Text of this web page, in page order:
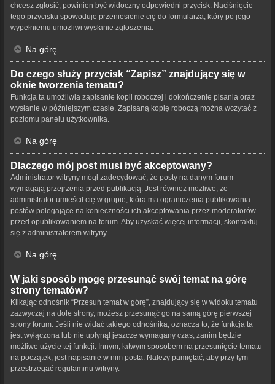
chcesz zgłosić, powinien być widoczny odpowiedni przycisk. Naciśnięcie
tego przycisku spowoduje przeniesienie cię do formularza, który po jego
wypełnieniu umożliwi wysłanie zgłoszenia.
Na górę
Do czego służy przycisk “Zapisz” znajdujący się w
oknie tworzenia tematu?
Funkcja ta umożliwia zapisanie kopii roboczej i dokończenie pisania oraz
wysłanie w późniejszym czasie. Zapisaną kopię roboczą można wczytać z
poziomu panelu użytkownika.
Na górę
Dlaczego mój post musi być akceptowany?
Administrator witryny mógł zadecydować, że posty na danym forum
wymagają przejrzenia przed publikacją. Jest również możliwe, że
administrator umieścił cię w grupie, która ma ograniczenia publikowania
postów polegające na konieczności ich akceptowania przez moderatorów
przed opublikowaniem na forum. Aby uzyskać więcej informacji, skontaktuj
się z administratorem witryny.
Na górę
W jaki sposób mogę przesunąć swój temat na górę
strony tematów?
Klikając odnośnik “Przesuń temat w górę”, znajdujący się w widoku tematu
zazwyczaj na dole strony, możesz przesunąć go na samą górę pierwszej
strony forum. Jeśli nie widać takiego odnośnika, oznacza to, że funkcja ta
jest wyłączona lub nie upłynął jeszcze wymagany czas, zanim będzie
możliwe użycie tej funkcji. Innym, łatwym sposobem na przesunięcie tematu
na początek, jest napisanie w nim posta. Należy pamiętać, aby przy tym
przestrzegać regulaminu witryny.